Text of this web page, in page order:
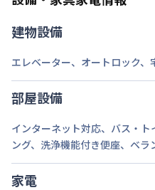
ご自身でご用意いただき
建物設備
エレベーター、 オートロック、
部屋設備
インターネット対応、 バス・ト
ング、 洗浄機能付き便座、 ベラ
家電